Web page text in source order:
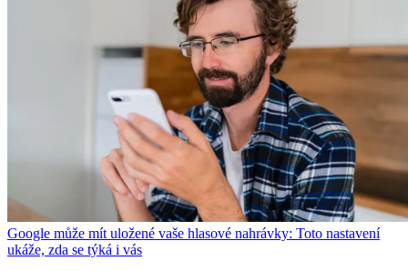
Google může mít uložené vaše hlasové nahrávky: Toto nastavení
ukáže, zda se týká i vás